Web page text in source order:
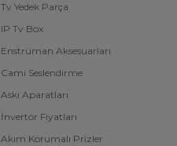
Tv Yedek Parça
IP Tv Box
Enstrüman Aksesuarları
Cami Seslendirme
Askı Aparatları
İnvertör Fiyatları
Akım Korumalı Prizler